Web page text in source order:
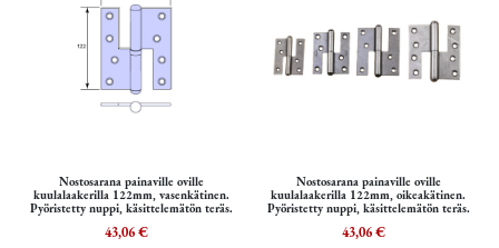
Nostosarana painaville oville
kuulalaakerilla 122mm, vasenkätinen.
Pyöristetty nuppi, käsittelemätön teräs.
43,06€
Nostosarana painaville oville
kuulalaakerilla 122mm, oikeakätinen.
Pyöristetty nuppi, käsittelemätön teräs.
43,06€